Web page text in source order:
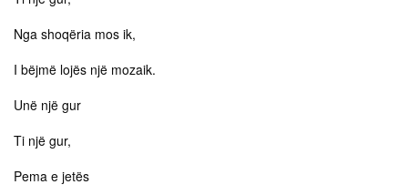
Nga shoqëria mos ik,
I bëjmë lojës një mozaik.
Unë një gur
Ti një gur,
Pema e jetës